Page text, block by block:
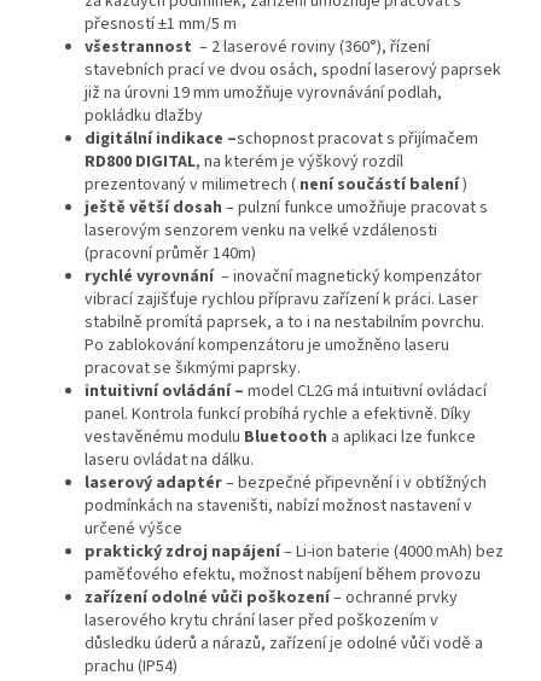
přesností ±1 mm/5 m
všestrannost – 2 laserové roviny (360°), řízení
stavebních prací ve dvou osách, spodní laserový paprsek
již na úrovni 19 mm umožňuje vyrovnávání podlah,
pokládku dlažby
digitální indikace –schopnost pracovat s přijímačem
RD800 DIGITAL, na kterém je výškový rozdíl
prezentovaný v milimetrech ( není součástí balení)
ještě větší dosah – pulzní funkce umožňuje pracovat s
laserovým senzorem venku na velké vzdálenosti
(pracovní průměr 140m)
rychlé vyrovnání– inovační magnetický kompenzátor
vibrací zajišťuje rychlou přípravu zařízení k práci. Laser
stabilně promítá paprsek, a to i na nestabilním povrchu.
Po zablokování kompenzátoru je umožněno laseru
pracovat se šikmými paprsky.
intuitivní ovládání – model CL2G má intuitivní ovládací
panel. Kontrola funkcí probíhá rychle a efektivně. Díky
vestavěnému modulu Bluetooth a aplikaci lze funkce
laseru ovládat na dálku.
laserový adaptér– bezpečné připevnění i v obtížných
podmínkách na staveništi, nabízí možnost nastavení v
určené výšce
praktický zdroj napájení– Li-ion baterie (4000 mAh) bez
paměťového efektu, možnost nabíjení během provozu
zařízení odolné vůči poškození– ochranné prvky
laserového krytu chrání laser před poškozením v
důsledku úderů a nárazů, zařízení je odolné vůči vodě a
prachu (IP54)